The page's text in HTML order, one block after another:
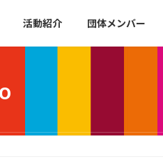
活動紹介 団体メンバー